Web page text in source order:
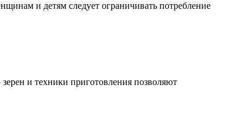
и детям следует ограничивать потребление
и техники приготовления позволяют